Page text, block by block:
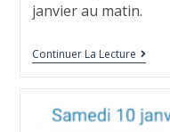
janvier au matin.
Continuer La Lecture